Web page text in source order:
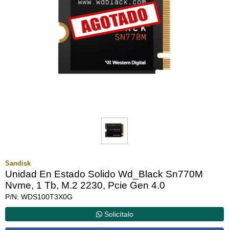
Sandisk
Unidad En Estado Solido Wd_Black Sn770M
Nvme, 1 Tb, M.2 2230, Pcie Gen 4.0
P/N: WDS100T3X0G
Solicítalo